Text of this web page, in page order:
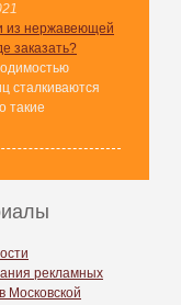
из нержавеющей
заказать?
сталкиваются
такие
рекламных
Московской